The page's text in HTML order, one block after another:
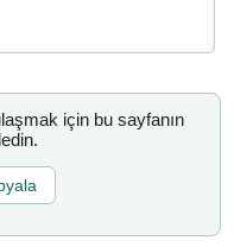
için bu sayfanın